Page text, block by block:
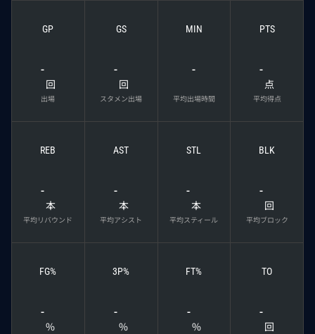
GP
-
回
出場
GS
-
回
スタメン出場
MIN
-
平均出場時間
PTS
-
点
平均得点
REB
-
本
平均リバウンド
AST
-
本
平均アシスト
STL
-
本
平均スティール
BLK
-
回
平均ブロック
FG%
-
%
3P%
-
%
FT%
-
%
TO
-
回